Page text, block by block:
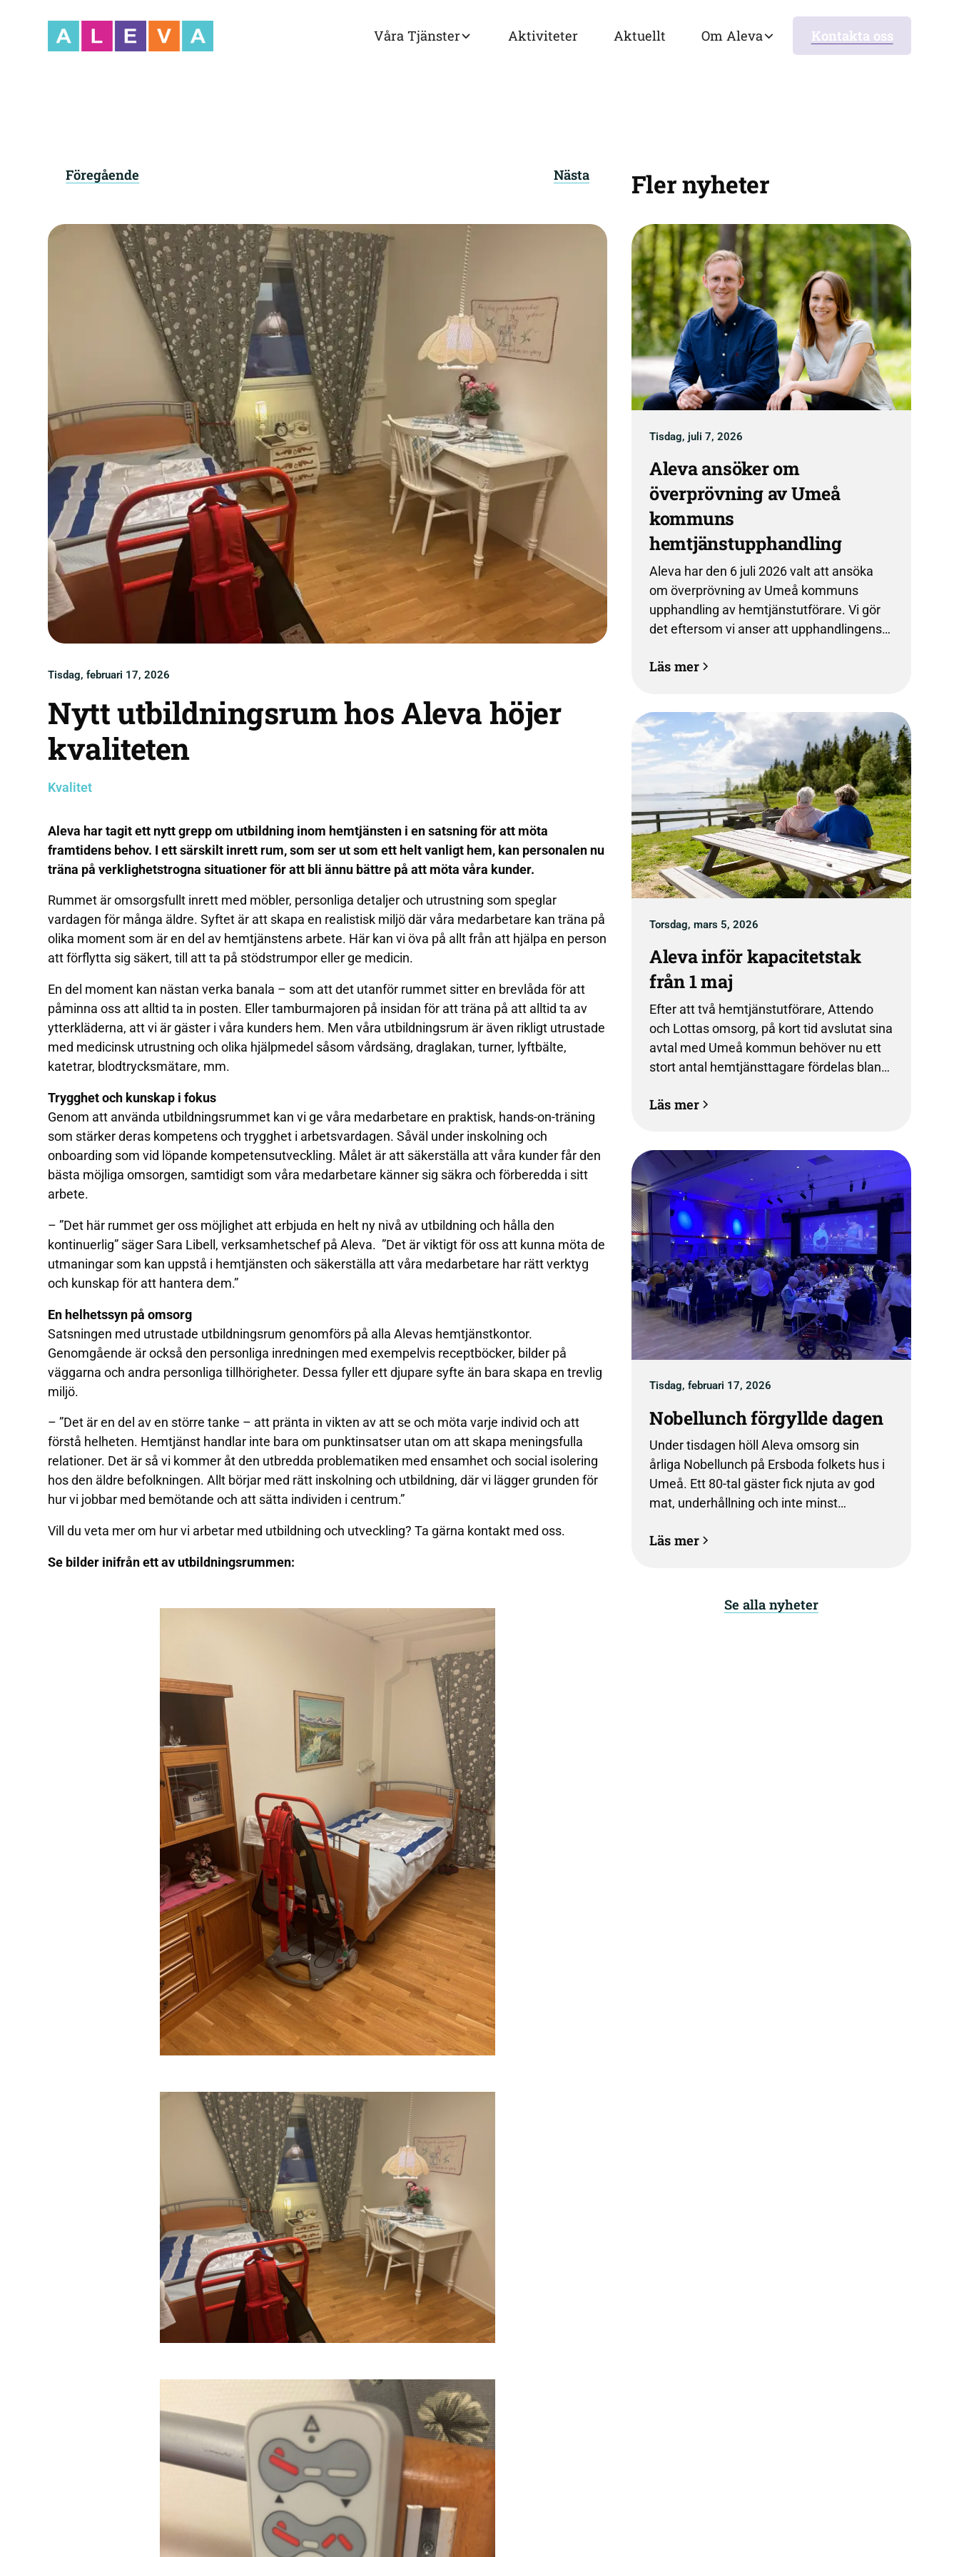
Våra Tjänster Aktiviteter Aktuellt Om Aleva Kontakta oss
Föregående Nästa Fler nyheter
Tisdag, februari 17, 2026
Nytt utbildningsrum hos Aleva höjer
kvaliteten
Kvalitet
Aleva har tagit ett nytt grepp om utbildning inom hemtjänsten i en satsning för att möta
framtidens behov. I ett särskilt inrett rum, som ser ut som ett helt vanligt hem, kan personalen nu
träna på verklighetstrogna situationer för att bli ännu bättre på att möta våra kunder.
Rummet är omsorgsfullt inrett med möbler, personliga detaljer och utrustning som speglar
vardagen för många äldre. Syftet är att skapa en realistisk miljö där våra medarbetare kan träna på
olika moment som är en del av hemtjänstens arbete. Här kan vi öva på allt från att hjälpa en person
att förflytta sig säkert, till att ta på stödstrumpor eller ge medicin.
En del moment kan nästan verka banala – som att det utanför rummet sitter en brevlåda för att
påminna oss att alltid ta in posten. Eller tamburmajoren på insidan för att träna på att alltid ta av
ytterkläderna, att vi är gäster i våra kunders hem. Men våra utbildningsrum är även rikligt utrustade
med medicinsk utrustning och olika hjälpmedel såsom vårdsäng, draglakan, turner, lyftbälte,
katetrar, blodtrycksmätare, mm.
Trygghet och kunskap i fokus
Genom att använda utbildningsrummet kan vi ge våra medarbetare en praktisk, hands-on-träning
som stärker deras kompetens och trygghet i arbetsvardagen. Såväl under inskolning och
onboarding som vid löpande kompetensutveckling. Målet är att säkerställa att våra kunder får den
bästa möjliga omsorgen, samtidigt som våra medarbetare känner sig säkra och förberedda i sitt
arbete.
– ”Det här rummet ger oss möjlighet att erbjuda en helt ny nivå av utbildning och hålla den
kontinuerlig” säger Sara Libell, verksamhetschef på Aleva. ”Det är viktigt för oss att kunna möta de
utmaningar som kan uppstå i hemtjänsten och säkerställa att våra medarbetare har rätt verktyg
och kunskap för att hantera dem.”
En helhetssyn på omsorg
Satsningen med utrustade utbildningsrum genomförs på alla Alevas hemtjänstkontor.
Genomgående är också den personliga inredningen med exempelvis receptböcker, bilder på
väggarna och andra personliga tillhörigheter. Dessa fyller ett djupare syfte än bara skapa en trevlig
miljö.
– ”Det är en del av en större tanke – att pränta in vikten av att se och möta varje individ och att
förstå helheten. Hemtjänst handlar inte bara om punktinsatser utan om att skapa meningsfulla
relationer. Det är så vi kommer åt den utbredda problematiken med ensamhet och social isolering
hos den äldre befolkningen. Allt börjar med rätt inskolning och utbildning, där vi lägger grunden för
hur vi jobbar med bemötande och att sätta individen i centrum.”
Vill du veta mer om hur vi arbetar med utbildning och utveckling? Ta gärna kontakt med oss.
Se bilder inifrån ett av utbildningsrummen:
Tisdag, juli 7, 2026
Aleva ansöker om
överprövning av Umeå
kommuns
hemtjänstupphandling
Aleva har den 6 juli 2026 valt att ansöka
om överprövning av Umeå kommuns
upphandling av hemtjänstutförare. Vi gör
det eftersom vi anser att upphandlingens
betydande brister.
Läs mer
Torsdag, mars 5, 2026
Aleva inför kapacitetstak
från 1 maj
Efter att två hemtjänstutförare, Attendo
och Lottas omsorg, på kort tid avslutat sina
avtal med Umeå kommun behöver nu ett
stort antal hemtjänsttagare fördelas bland
fortsatt hög kvalitet och trygghet för våra
Läs mer
Tisdag, februari 17, 2026
Nobellunch förgyllde dagen
Under tisdagen höll Aleva omsorg sin
årliga Nobellunch på Ersboda folkets hus i
Umeå. Ett 80-tal gäster fick njuta av god
mat, underhållning och inte minst
då även Nobelpriser delades ut. “Vi är så
Läs mer
Se alla nyheter